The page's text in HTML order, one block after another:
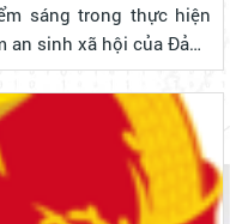
sáng trong thực hiện
sinh xã hội của Đảng
ưu đãi, hàng ngàn lượt